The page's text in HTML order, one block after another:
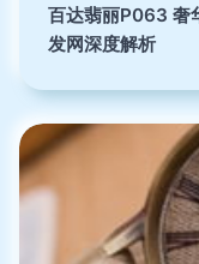
百达翡丽P063
发网深度解析